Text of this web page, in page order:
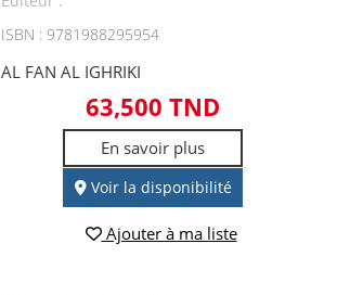
ISBN : 9781988295954
AL FAN AL IGHRIKI
63,500 TND
En savoir plus
Voir la disponibilité
Ajouter à ma liste